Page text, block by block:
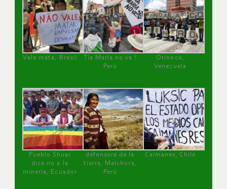
Vale mata, Brasil
Tía María no va !
Perú
Orinoco,
Venezuela
Pueblo Shuar
dice no a la
minería, Ecuador
defensora de la
tierra, Melchora,
Perú
Caimanes, Chile